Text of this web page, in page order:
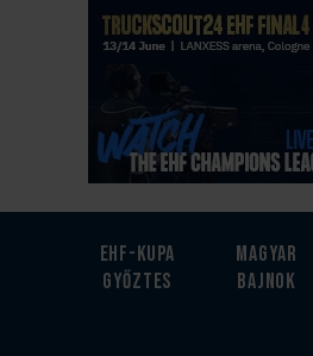
EHF-Kupa
győztes
Magyar
bajnok